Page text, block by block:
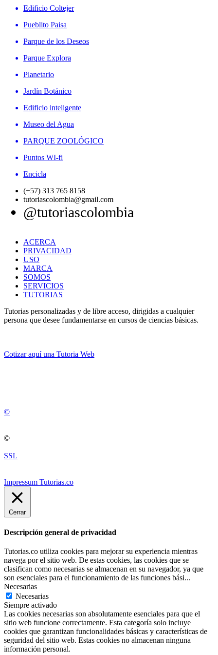
Edificio Coltejer
Pueblito Paisa
Parque de los Deseos
Parque Explora
Planetario
Jardín Botánico
Edificio inteligente
Museo del Agua
PARQUE ZOOLÓGICO
Puntos WI-fi
Encicla
(+57) 313 765 8158
tutoriascolombia@gmail.com
@tutoriascolombia
ACERCA
PRIVACIDAD
USO
MARCA
SOMOS
SERVICIOS
TUTORIAS
Tutorias personalizadas y de libre acceso, dirigidas a cualquier
persona que desee fundamentarse en cursos de ciencias básicas.
Cotizar aquí una Tutoria Web
©
©
SSL
Impressum Tutorias.co
Cerrar
Descripción general de privacidad
Tutorias.co utiliza cookies para mejorar su experiencia mientras
navega por el sitio web. De estas cookies, las cookies que se
clasifican como necesarias se almacenan en su navegador, ya que
son esenciales para el funcionamiento de las funciones bási...
Necesarias
Necesarias
Siempre activado
Las cookies necesarias son absolutamente esenciales para que el
sitio web funcione correctamente. Esta categoría solo incluye
cookies que garantizan funcionalidades básicas y características de
seguridad del sitio web. Estas cookies no almacenan ninguna
información personal.